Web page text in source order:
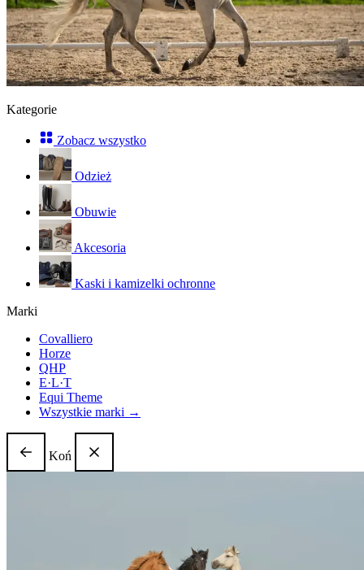
Kategorie
Zobacz wszystko
Odzież
Obuwie
Akcesoria
Kaski i kamizelki ochronne
Marki
Covalliero
Horze
QHP
E·L·T
Equi Theme
Wszystkie marki →
Koń